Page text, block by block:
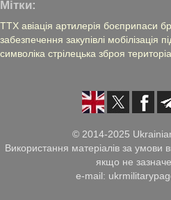
Мітки:
ТТХ авіація артилерія боєприпаси
забезпечення закупівлі мобілізація
символіка стрілецька зброя
© 2014-2025
Використання матеріалів за умови
якщо не
e-mail: